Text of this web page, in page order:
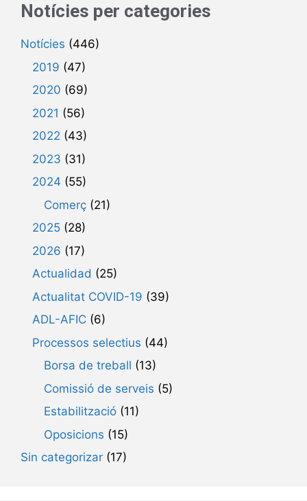
Notícies per categories
Notícies (446)
2019 (47)
2020 (69)
2021 (56)
2022 (43)
2023 (31)
2024 (55)
Comerç (21)
2025 (28)
2026 (17)
Actualidad (25)
Actualitat COVID-19 (39)
ADL-AFIC (6)
Processos selectius (44)
Borsa de treball (13)
Comissió de serveis (5)
Estabilització (11)
Oposicions (15)
Sin categorizar (17)